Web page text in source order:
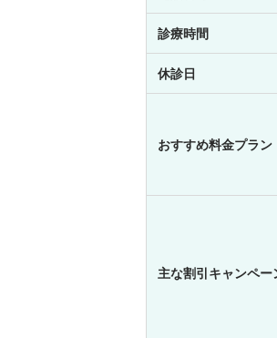
診療時間
休診日
おすすめ料金プラン
主な割引キャンペー